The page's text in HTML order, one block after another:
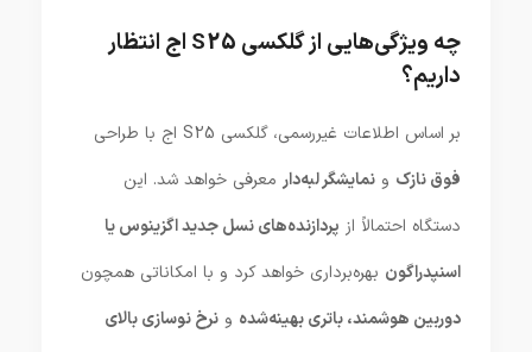
چه ویژگی‌هایی از گلکسی S25 اج انتظار
داریم؟
بر اساس اطلاعات غیررسمی، گلکسی S25 اج با طراحی
فوق نازک و نمایشگر لبه‌دار معرفی خواهد شد. این
دستگاه احتمالاً از پردازنده‌های نسل جدید اگزینوس یا
اسنپدراگون بهره‌برداری خواهد کرد و با امکاناتی همچون
دوربین هوشمند، باتری بهینه‌شده و نرخ نوسازی بالای